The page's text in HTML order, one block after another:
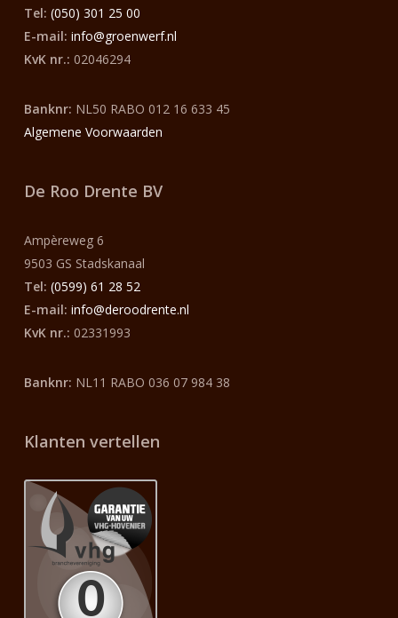
Tel: (050) 301 25 00
E-mail: info@groenwerf.nl
KvK nr.: 02046294
Banknr: NL50 RABO 012 16 633 45
Algemene Voorwaarden
De Roo Drente BV
Ampèreweg 6
9503 GS Stadskanaal
Tel: (0599) 61 28 52
E-mail: info@deroodrente.nl
KvK nr.: 02331993
Banknr: NL11 RABO 036 07 984 38
Klanten vertellen